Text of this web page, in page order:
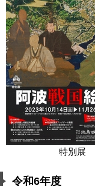
特別展
令和6年度